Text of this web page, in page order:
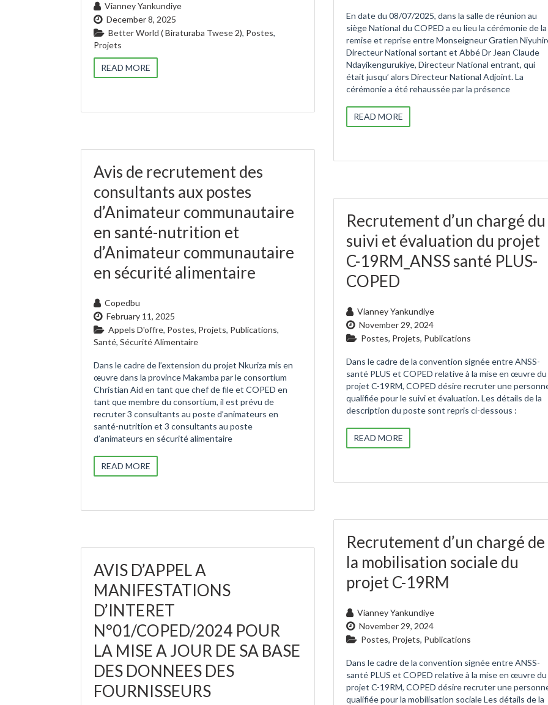
Vianney Yankundiye
December 8, 2025
Better World ( Biraturaba Twese 2), Postes,
Projets
READ MORE
En date du 08/07/2025, dans la salle de réunion au
siège National du COPED a eu lieu la cérémonie de la
remise et reprise entre Monseigneur Gratien
Directeur National sortant et Abbé Dr Jean Claude
Ndayikengurukiye, Directeur National entrant, qui
était jusqu’ alors Directeur National Adjoint. La
cérémonie a été rehaussée par la présence
READ MORE
Avis de recrutement des
consultants aux postes
d’Animateur communautaire
en santé-nutrition et
d’Animateur communautaire
en sécurité alimentaire
Copedbu
February 11, 2025
Appels D'offre, Postes, Projets, Publications,
Santé, Sécurité Alimentaire
Dans le cadre de l’extension du projet Nkuriza mis en
œuvre dans la province Makamba par le consortium
Christian Aid en tant que chef de file et COPED en
tant que membre du consortium, il est prévu de
recruter 3 consultants au poste d’animateurs en
santé-nutrition et 3 consultants au poste
d’animateurs en sécurité alimentaire
READ MORE
Recrutement d’un chargé du
suivi et évaluation du projet
C-19RM_ANSS santé PLUS-
COPED
Vianney Yankundiye
November 29, 2024
Postes, Projets, Publications
Dans le cadre de la convention signée entre ANSS-
santé PLUS et COPED relative à la mise en œuvre du
projet C-19RM, COPED désire recruter une
qualifiée pour le suivi et évaluation. Les détails de la
description du poste sont repris ci-dessous :
READ MORE
Recrutement d’un chargé de
la mobilisation sociale du
projet C-19RM
Vianney Yankundiye
November 29, 2024
Postes, Projets, Publications
Dans le cadre de la convention signée entre ANSS-
santé PLUS et COPED relative à la mise en œuvre du
projet C-19RM, COPED désire recruter une
qualifiée pour la mobilisation sociale Les détails de la
AVIS D’APPEL A
MANIFESTATIONS
D’INTERET
N°01/COPED/2024 POUR
LA MISE A JOUR DE SA BASE
DES DONNEES DES
FOURNISSEURS